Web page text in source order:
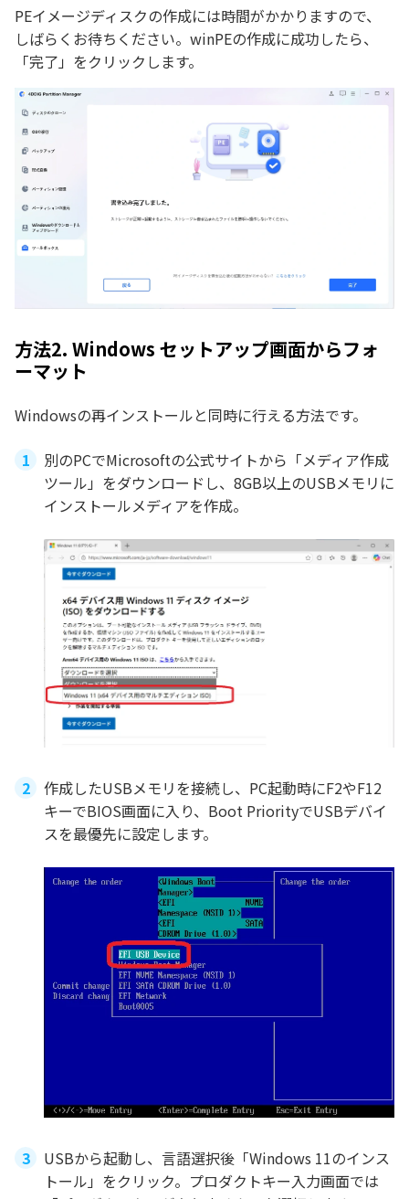
PEイメージディスクの作成には時間がかかりますので、
しばらくお待ちください。winPEの作成に成功したら、
「完了」をクリックします。
方法2. Windows セットアップ画面からフォ
ーマット
Windowsの再インストールと同時に行える方法です。
別のPCでMicrosoftの公式サイトから「メディア作成
ツール」をダウンロードし、8GB以上のUSBメモリに
インストールメディアを作成。
作成したUSBメモリを接続し、PC起動時にF2やF12
キーでBIOS画面に入り、Boot PriorityでUSBデバイ
スを最優先に設定します。
USBから起動し、言語選択後「Windows 11のインス
トール」をクリック。プロダクトキー入力画面では